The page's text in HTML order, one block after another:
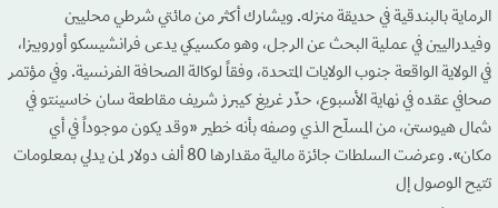
الرماية بالبندقية في حديقة منزله. ويشارك أكثر من مائتي شرطي محليين
وفيدراليين في عملية البحث عن الرجل، وهو مكسيكي يدعى فرانشيسكو أوروبيزا،
في الولاية الواقعة جنوب الولايات المتحدة، وفقاً لوكالة الصحافة الفرنسية. وفي مؤتمر
صحافي عقده في نهاية الأسبوع، حذّر غريغ كيبرز شريف مقاطعة سان خاسينتو في
شمال هيوستن، من المسلّح الذي وصفه بأنه خطير «وقد يكون موجوداً في أي
مكان». وعرضت السلطات جائزة مالية مقدارها 80 ألف دولار لمن يدلي بمعلومات
تتيح الوصول إل